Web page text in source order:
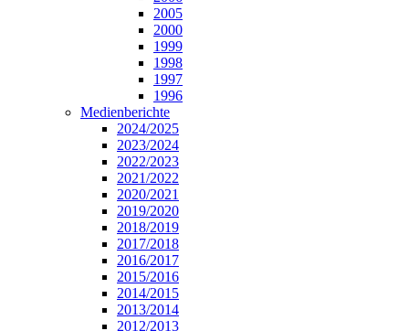
2005
2000
1999
1998
1997
1996
Medienberichte
2024/2025
2023/2024
2022/2023
2021/2022
2020/2021
2019/2020
2018/2019
2017/2018
2016/2017
2015/2016
2014/2015
2013/2014
2012/2013